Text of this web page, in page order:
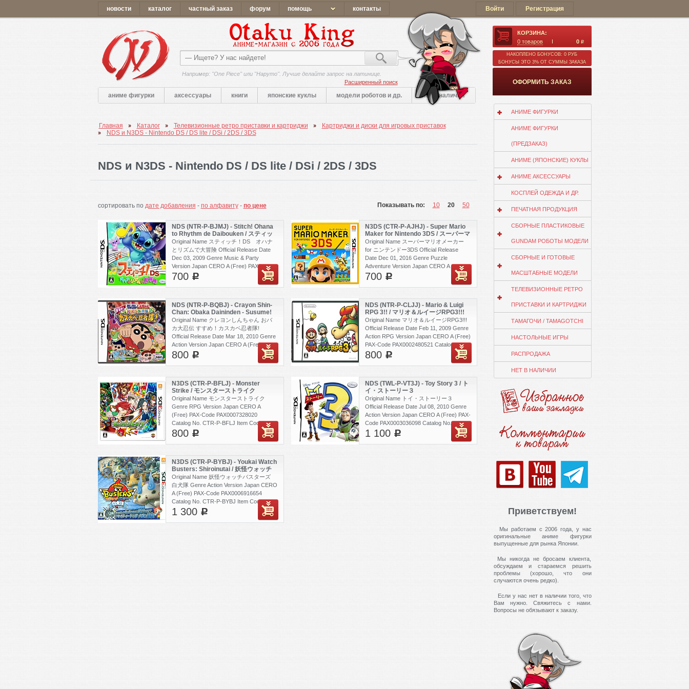
новости каталог частный заказ форум помощь контакты Войти Регистрация
Например: "One Piece" или "Наруто". Лучше делайте запрос на латинице.
Расширенный поиск
КОРЗИНА:
0товаров 0 q
НАКОПЛЕНО БОНУСОВ: 0 РУБ
БОНУСЫ ЭТО 3% ОТ СУММЫ ЗАКАЗА
ОФОРМИТЬ ЗАКАЗ
аниме фигурки
аксессуары книги японские куклы модели роботов и др. нет в наличии
Главная Каталог Телевизионные ретро приставки и картриджи
Картриджи и диски для игровых приставок
NDS и N3DS - Nintendo DS / DS lite / DSi / 2DS / 3DS
NDS и N3DS - Nintendo DS / DS lite / DSi / 2DS / 3DS
сортировать по дате добавления - по алфавиту- по цене Показывать по: 10 20 50
NDS (NTR-P-BJMJ) - Stitch! Ohana
to Rhythm de Daibouken / スティッ
チ！DS オハナとリズムで大冒険
Original Name スティッチ！DS オハナ
とリズムで大冒険 Official Release Date
Dec 03, 2009 Genre Music & Party
Version Japan CERO A (Free) PAX-Code
PAX0002853382 Catalog No. NTR-P-
700 c
N3DS (CTR-P-AJHJ) - Super Mario
Maker for Nintendo 3DS / スーパーマ
リオメーカー for ニンテンドー3DS
Original Name スーパーマリオメーカー
for ニンテンドー3DS Official Release
Date Dec 01, 2016 Genre Puzzle
Adventure Version Japan CERO A (Free)
PAX-Code PAX0008328980 Catalog No.
CTR-P-AJHJ Item Code 4902370535235
700 c
NDS (NTR-P-BQBJ) - Crayon Shin-
Chan: Obaka Daininden - Susume!
Kasukabe Ninja Tai! / クレヨンしんち
ゃん おバカ大忍伝 すすめ！カスカベ
忍者隊!
Original Name クレヨンしんちゃん おバ
カ大忍伝 すすめ！カスカベ忍者隊!
Official Release Date Mar 18, 2010 Genre
Action Version Japan CERO A (Free) PAX-
Code PAX0002940354 Catalog No. NTR-
P-BQBJ Item Code 4582224499311
800 c
NDS (NTR-P-CLJJ) - Mario & Luigi
RPG 3!! / マリオ＆ルイージRPG3!!!
Original Name マリオ＆ルイージRPG3!!!
Official Release Date Feb 11, 2009 Genre
Action RPG Version Japan CERO A (Free)
PAX-Code PAX0002480521 Catalog No.
NTR-P-CLJJ Item Code 4902370517675
800 c
N3DS (CTR-P-BFLJ) - Monster
Strike / モンスターストライク
Original Name モンスターストライク
Genre RPG Version Japan CERO A
(Free) PAX-Code PAX0007328020
Catalog No. CTR-P-BFLJ Item Code
4573302920902
800 c
NDS (TWL-P-VT3J) - Toy Story 3 / ト
イ・ストーリー３
Original Name トイ・ストーリー３
Official Release Date Jul 08, 2010 Genre
Action Version Japan CERO A (Free) PAX-
Code PAX0003036098 Catalog No. TWL-
P-VT3J Item Code 4959241690326
1 100 c
N3DS (CTR-P-BYBJ) - Youkai Watch
Busters: Shiroinutai / 妖怪ウォッチ
バスターズ 白犬隊
Original Name 妖怪ウォッチバスターズ
白犬隊 Genre Action Version Japan CERO
A (Free) PAX-Code PAX0006916654
Catalog No. CTR-P-BYBJ Item Code
4571237660672 Players 1-4
1 300 c
АНИМЕ ФИГУРКИ
АНИМЕ ФИГУРКИ
(ПРЕДЗАКАЗ)
АНИМЕ (ЯПОНСКИЕ) КУКЛЫ
АНИМЕ АКСЕССУАРЫ
КОСПЛЕЙ ОДЕЖДА И ДР.
ПЕЧАТНАЯ ПРОДУКЦИЯ
СБОРНЫЕ ПЛАСТИКОВЫЕ
GUNDAM РОБОТЫ МОДЕЛИ
СБОРНЫЕ И ГОТОВЫЕ
МАСШТАБНЫЕ МОДЕЛИ
ТЕЛЕВИЗИОННЫЕ РЕТРО
ПРИСТАВКИ И КАРТРИДЖИ
ТАМАГОЧИ / TAMAGOTCHI
НАСТОЛЬНЫЕ ИГРЫ
РАСПРОДАЖА
НЕТ В НАЛИЧИИ
Приветствуем!
Мы работаем с 2006 года, у нас
оригинальные аниме фигурки
выпущенные для рынка Японии.
Мы никогда не бросаем клиента,
обсуждаем и стараемся решить
проблемы (хорошо, что они
случаются очень редко).
Если у нас нет в наличии того, что
Вам нужно. Свяжитесь с нами.
Вопросы не обязывают к заказу.